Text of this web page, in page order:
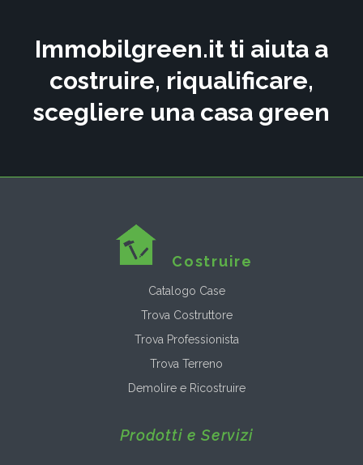
Immobilgreen.it ti aiuta a
costruire, riqualificare,
scegliere una casa green
Costruire
Catalogo Case
Trova Costruttore
Trova Professionista
Trova Terreno
Demolire e Ricostruire
Prodotti e Servizi